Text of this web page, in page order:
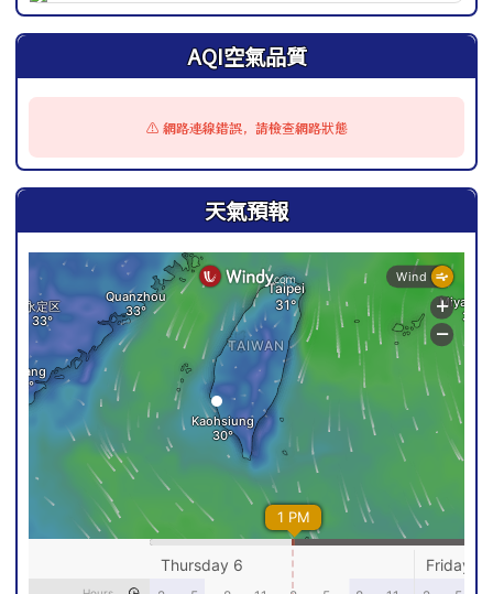
此圖為安順國小校園防災地圖（地震），呈現校園整體配
AQI空氣品質
⚠️ 網路連線錯誤，請檢查網路狀態
天氣預報